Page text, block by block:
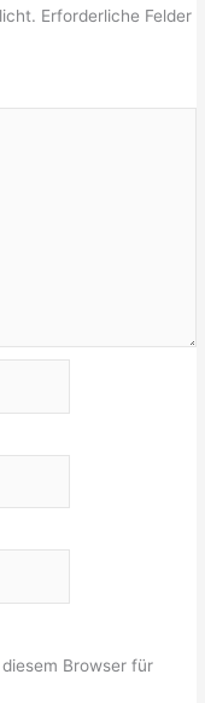
Erforderliche Felder
Browser für